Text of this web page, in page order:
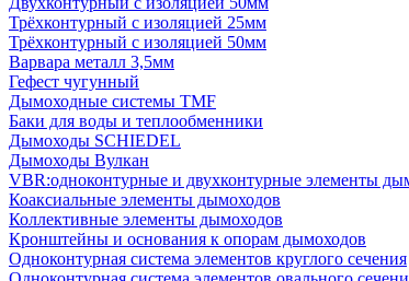
Трёхконтурный с изоляцией 25мм
Трёхконтурный с изоляцией 50мм
Варвара металл 3,5мм
Гефест чугунный
Дымоходные системы TMF
Баки для воды и теплообменники
Дымоходы SCHIEDEL
Дымоходы Вулкан
VBR:одноконтурные и двухконтурные элементы
Коаксиальные элементы дымоходов
Коллективные элементы дымоходов
Кронштейны и основания к опорам дымоходов
Одноконтурная система элементов круглого сечения